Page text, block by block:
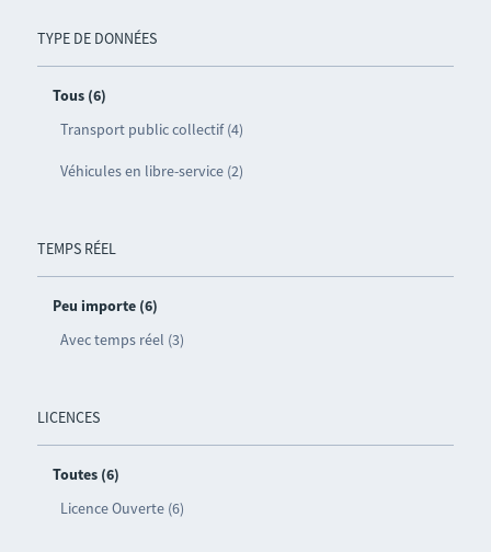
TYPE DE DONNÉES
Tous (6)
Transport public collectif (4)
Véhicules en libre-service (2)
TEMPS RÉEL
Peu importe (6)
Avec temps réel (3)
LICENCES
Toutes (6)
Licence Ouverte (6)